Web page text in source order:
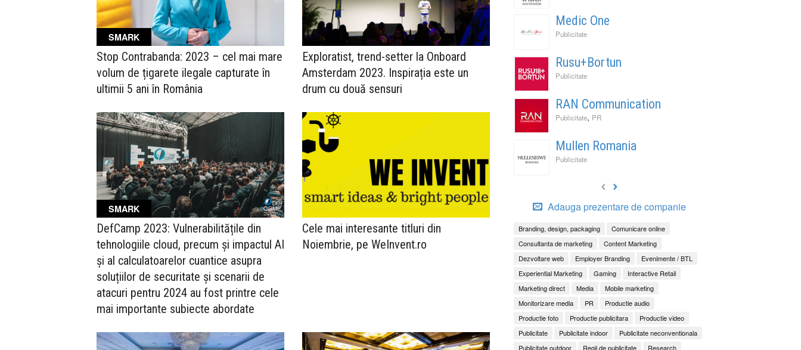
SMARK
Stop Contrabanda: 2023 – cel mai mare
volum de țigarete ilegale capturate în
ultimii 5 ani în România
Exploratist, trend-setter la Onboard
Amsterdam 2023. Inspirația este un
drum cu două sensuri
SMARK
DefCamp 2023: Vulnerabilitățile din
tehnologiile cloud, precum și impactul AI
și al calculatoarelor cuantice asupra
soluțiilor de securitate și scenarii de
atacuri pentru 2024 au fost printre cele
mai importante subiecte abordate
Cele mai interesante titluri din
Noiembrie, pe WeInvent.ro
Medic One
Publicitate
Rusu+Bortun
Publicitate
RAN Communication
Publicitate, PR
Mullen Romania
Publicitate
Adauga prezentare de companie
Branding, design, packaging
Comunicare online
Consultanta de marketing
Content Marketing
Dezvoltare web
Employer Branding
Evenimente / BTL
Experiential Marketing
Gaming
Interactive Retail
Marketing direct
Media
Mobile marketing
Monitorizare media
PR
Productie audio
Productie foto
Productie publicitara
Productie video
Publicitate
Publicitate indoor
Publicitate neconventionala
Publicitate outdoor
Regii de publicitate
Research